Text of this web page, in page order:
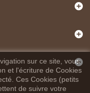
sur ce site, vous
et l'écriture de Cookies
Ces Cookies (petits
de suivre votre